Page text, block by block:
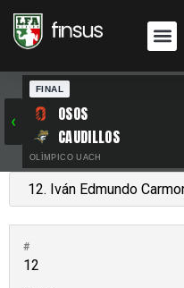
‹
FINAL
OSOS
CAUDILLOS
OLÍMPICO UACH
#
12